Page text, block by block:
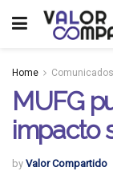
Home Comunicados
MUFG
impacto
by Valor Compartido